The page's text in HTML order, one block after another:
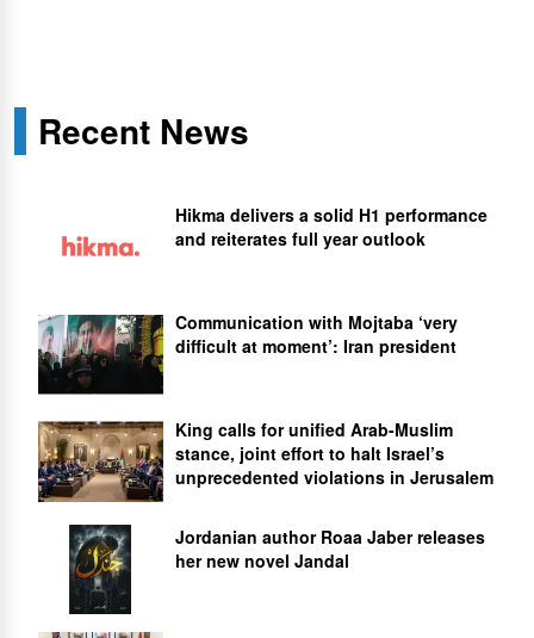
Recent News
Hikma delivers a solid H1 performance
and reiterates full year outlook
Communication with Mojtaba ‘very
difficult at moment’: Iran president
King calls for unified Arab-Muslim
stance, joint effort to halt Israel’s
unprecedented violations in Jerusalem
Jordanian author Roaa Jaber releases
her new novel Jandal